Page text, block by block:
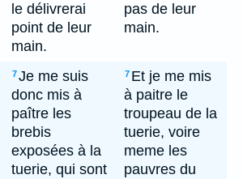
le délivrerai
point de leur
main.
pas de leur
main.
7Je me suis
donc mis à
paître les
brebis
exposées à la
tuerie, qui sont
7 Et je me mis
à paitre le
troupeau de la
tuerie, voire
meme les
pauvres du